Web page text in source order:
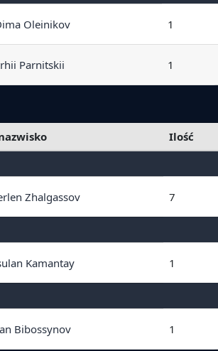
Oleinikov 1
Parnitskii 1
Ilość
Zhalgassov 7
Kamantay 1
Bibossynov 1